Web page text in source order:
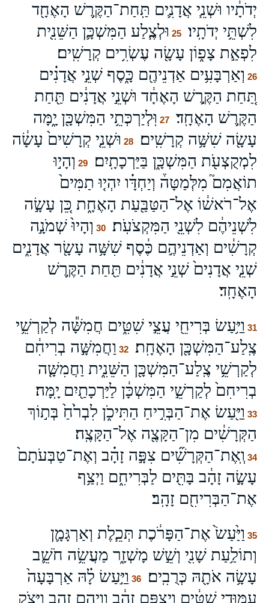
יְדֹתָ֔יו וּשְׁנֵ֧י אֲדָנִ֛ים תַּֽחַת־הַקֶּ֥רֶשׁ הָאֶחָ֖ד
לִשְׁתֵּ֥י יְדֹתָֽיו׃
25 וּלְצֶ֧לַע הַמִּשְׁכָּ֛ן הַשֵּׁנִ֖ית
לִפְאַ֣ת צָפ֑וֹן עָשָׂ֖ה עֶשְׂרִ֥ים קְרָשִֽׁים׃
26 וְאַרְבָּעִ֥ים אַדְנֵיהֶ֖ם כָּ֑סֶף שְׁנֵ֣י אֲדָנִ֗ים
תַּ֚חַת הַקֶּ֣רֶשׁ הָאֶחָ֔ד וּשְׁנֵ֣י אֲדָנִ֔ים תַּ֖חַת
הַקֶּ֥רֶשׁ הָאֶחָֽד׃
27 וּֽלְיַרְכְּתֵ֥י הַמִּשְׁכָּ֖ן יָ֑מָּה
עָשָׂ֖ה שִׁשָּׁ֥ה קְרָשִֽׁים׃
28 וּשְׁנֵ֤י קְרָשִׁים֙ עָשָׂ֔ה
לִמְקֻצְעֹ֖ת הַמִּשְׁכָּ֑ן בַּיַּרְכָתָֽיִם׃
29 וְהָי֣וּ
תוֹאֲמִם֮ מִלְּמַטָּה֒ וְיַחְדָּ֗ו יִהְי֤וּ תַמִּים֙
אֶל־רֹאשׁ֔וֹ אֶל־הַטַּבַּ֖עַת הָאֶחָ֑ת כֵּ֚ן עָשָׂ֣ה
לִשְׁנֵיהֶ֔ם לִשְׁנֵ֖י הַמִּקְצֹעֹֽת׃
30 וְהָיוּ֙ שְׁמֹנָ֣ה
קְרָשִׁ֔ים וְאַדְנֵיהֶ֣ם כֶּ֔סֶף שִׁשָּׁ֥ה עָשָׂ֖ר אֲדָנִ֑ים
שְׁנֵ֤י אֲדָנִים֙ שְׁנֵ֣י אֲדָנִ֔ים תַּ֖חַת הַקֶּ֥רֶשׁ
הָאֶחָֽד׃
31 וַיַּ֥עַשׂ בְּרִיחֵ֖י עֲצֵ֣י שִׁטִּ֑ים חֲמִשָּׁ֕ה לְקַרְשֵׁ֥י
צֶֽלַע־הַמִּשְׁכָּ֖ן הָאֶחָֽת׃
32 וַחֲמִשָּׁ֣ה בְרִיחִ֔ם
לְקַרְשֵׁ֥י צֶֽלַע־הַמִּשְׁכָּ֖ן הַשֵּׁנִ֑ית וַחֲמִשָּׁ֤ה
בְרִיחִם֙ לְקַרְשֵׁ֣י הַמִּשְׁכָּ֔ן לַיַּרְכָתַ֖יִם יָֽמָּה׃
33 וַיַּ֖עַשׂ אֶת־הַבְּרִ֣יחַ הַתִּיכֹ֑ן לִבְרֹ֙חַ֙ בְּת֣וֹךְ
הַקְּרָשִׁ֔ים מִן־הַקָּצֶ֖ה אֶל־הַקָּצֶֽה׃
34 וְֽאֶת־הַקְּרָשִׁ֞ים צִפָּ֣ה זָהָ֗ב וְאֶת־טַבְּעֹתָם֙
עָשָׂ֣ה זָהָ֔ב בָּתִּ֖ים לַבְּרִיחִ֑ם וַיְצַ֥ף
אֶת־הַבְּרִיחִ֖ם זָהָֽב׃
35 וַיַּ֙עַשׂ֙ אֶת־הַפָּרֹ֔כֶת תְּכֵ֧לֶת וְאַרְגָּמָ֛ן
וְתוֹלַ֥עַת שָׁנִ֖י וְשֵׁ֣שׁ מָשְׁזָ֑ר מַעֲשֵׂ֥ה חֹשֵׁ֛ב
עָשָׂ֥ה אֹתָ֖הּ כְּרֻבִֽים׃
36 וַיַּ֣עַשׂ לָ֗הּ אַרְבָּעָה֙
עַמּוּדֵ֣י שִׁטִּ֔ים וַיְצַפֵּ֣ם זָהָ֔ב וָוֵיהֶ֖ם זָהָ֑ב וַיִּצֹ֣ק